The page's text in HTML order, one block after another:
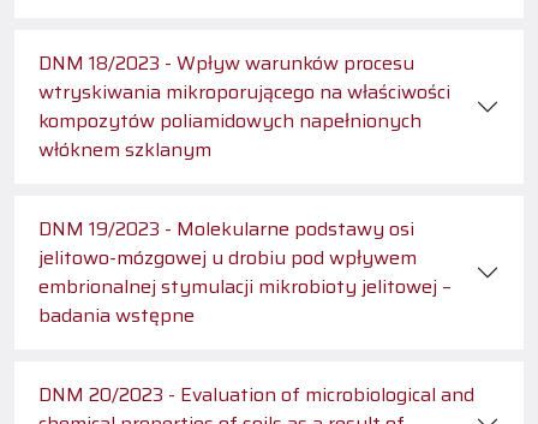
DNM 18/2023 - Wpływ warunków procesu
wtryskiwania mikroporującego na właściwości
kompozytów poliamidowych napełnionych
włóknem szklanym
DNM 19/2023 - Molekularne podstawy osi
jelitowo-mózgowej u drobiu pod wpływem
embrionalnej stymulacji mikrobioty jelitowej –
badania wstępne
DNM 20/2023 - Evaluation of microbiological and